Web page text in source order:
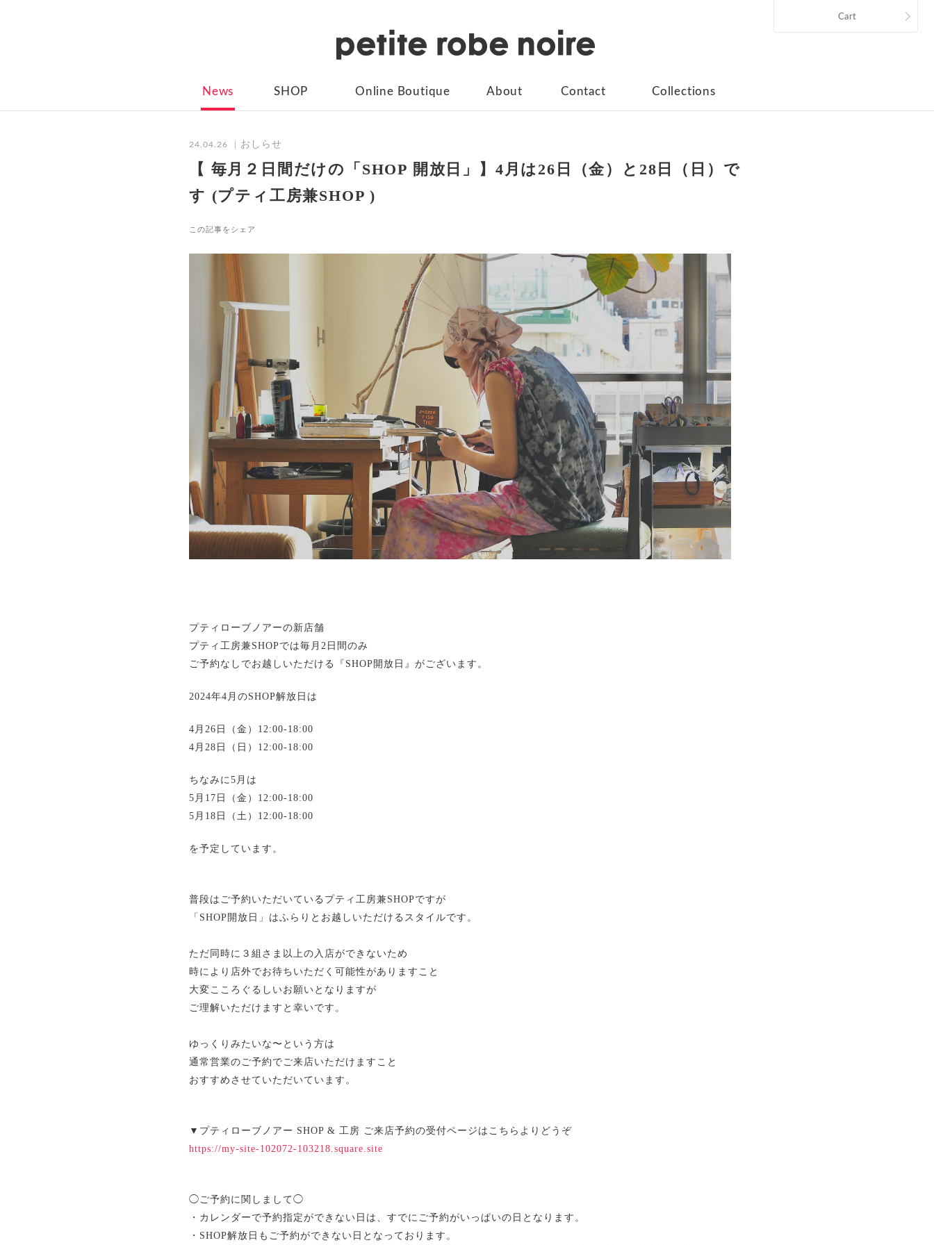
News SHOP Online Boutique About Contact Collections
Cart
24.04.26 おしらせ
【 毎月２日間だけの「SHOP 開放日」】4月は26日（金）と28日（日）で
す (プティ工房兼SHOP )
この記事をシェア
プティローブノアーの新店舗
プティ工房兼SHOPでは毎月2日間のみ
ご予約なしでお越しいただける『SHOP開放日』がございます。
2024年4月のSHOP解放日は
4月26日（金）12:00-18:00
4月28日（日）12:00-18:00
ちなみに5月は
5月17日（金）12:00-18:00
5月18日（土）12:00-18:00
を予定しています。
普段はご予約いただいているプティ工房兼SHOPですが
「SHOP開放日」はふらりとお越しいただけるスタイルです。
ただ同時に３組さま以上の入店ができないため
時により店外でお待ちいただく可能性がありますこと
大変こころぐるしいお願いとなりますが
ご理解いただけますと幸いです。
ゆっくりみたいな〜という方は
通常営業のご予約でご来店いただけますこと
おすすめさせていただいています。
▼プティローブノアー SHOP & 工房 ご来店予約の受付ページはこちらよりどうぞ
https://my-site-102072-103218.square.site
◯ご予約に関しまして◯
・カレンダーで予約指定ができない日は、すでにご予約がいっぱいの日となります。
・SHOP解放日もご予約ができない日となっております。